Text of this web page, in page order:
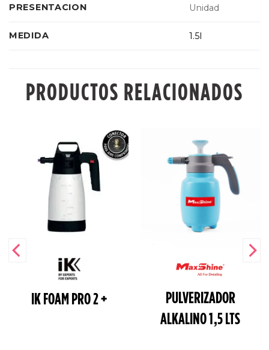
PRESENTACION Unidad
MEDIDA 1.5l
PRODUCTOS RELACIONADOS
IK FOAM PRO 2 +
PULVERIZADOR
ALKALINO 1,5 LTS